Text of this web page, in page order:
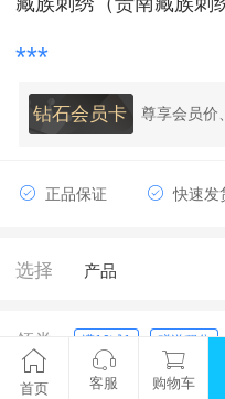
***
钻石会员卡
尊享会员价
正品保证 快速发
选择 产品
领券 满10减1 赠送积分
首页 客服 购物车